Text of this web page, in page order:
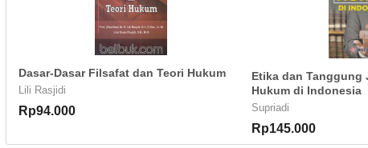
Dasar-Dasar Filsafat dan Teori Hukum
Lili Rasjidi
Rp94.000
Etika dan Tanggung
Hukum di Indonesia
Supriadi
Rp145.000